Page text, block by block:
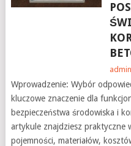
admin
Wprowadzenie: Wybór
kluczowe znaczenie dla
bezpieczeństwa środowiska i
artykule znajdziesz praktyczne
pojemności, materiałów,